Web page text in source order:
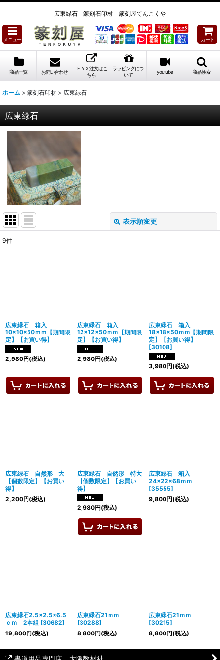
広東緑石 篆刻石印材 篆刻屋てんこくや
メニュー カート
商品一覧 お問い合わせ
ＦＡＸ注文はこ
ちら
ラッピングにつ
いて
youtube 商品検索
ホーム > 篆刻石印材 > 広東緑石
広東緑石
表示順変更
9件
広東緑石 箱入
10×10×50ｍｍ【期間限
定】【お買い得】
2,980円(税込)
広東緑石 箱入
12×12×50ｍｍ【期間限
定】【お買い得】
2,980円(税込)
広東緑石 箱入
18×18×50ｍｍ【期間限
定】【お買い得】
[30108]
3,980円(税込)
広東緑石 自然形 大
【個数限定】【お買い
得】
2,200円(税込)
広東緑石 自然形 特大
【個数限定】【お買い
得】
2,980円(税込)
広東緑石 箱入
24×22×68ｍｍ
[35555]
9,800円(税込)
広東緑石2.5×2.5×6.5
ｃｍ 2本組 [30682]
19,800円(税込)
広東緑石21ｍｍ
[30288]
8,800円(税込)
広東緑石21ｍｍ
[30215]
8,800円(税込)